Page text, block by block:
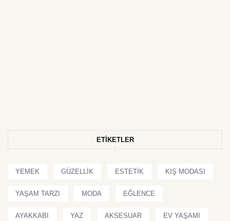
ETIKETLER
YEMEK GÜZELLIK ESTETIK KIŞ MODASI
YAŞAM TARZI MODA EĞLENCE
AYAKKABI YAZ AKSESUAR EV YAŞAMI